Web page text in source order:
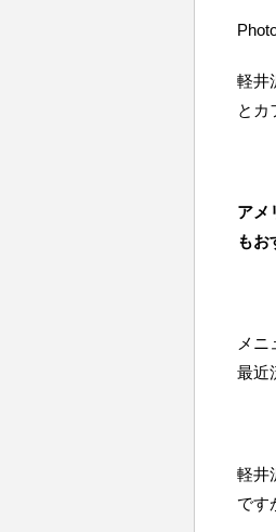
軽井
とカ
アメ
もお
メ
最近
軽井
です